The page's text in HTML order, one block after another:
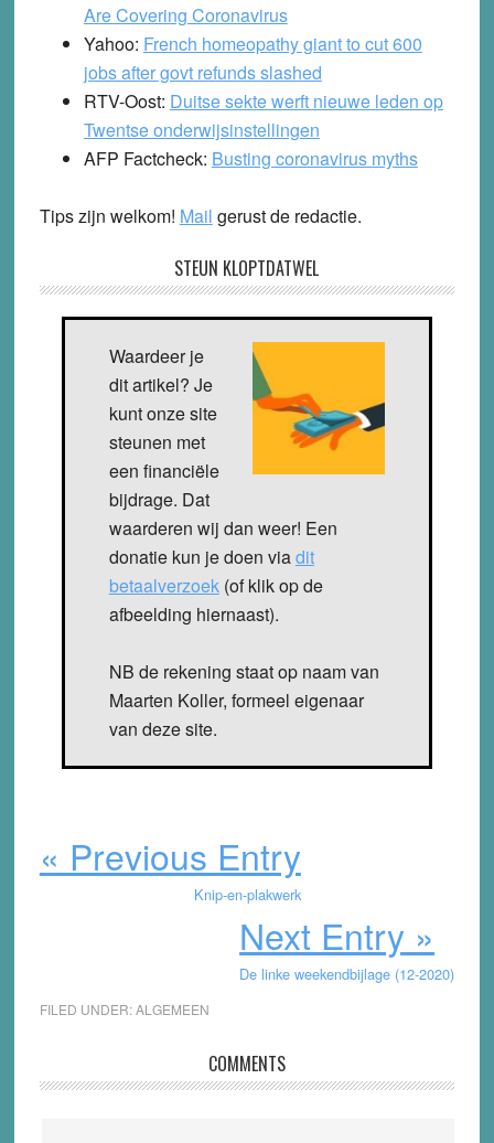
Are Covering Coronavirus
Yahoo: French homeopathy giant to cut 600
jobs after govt refunds slashed
RTV-Oost: Duitse sekte werft nieuwe leden op
Twentse onderwijsinstellingen
AFP Factcheck: Busting coronavirus myths
Tips zijn welkom! Mail gerust de redactie.
STEUN KLOPTDATWEL
Waardeer je
dit artikel? Je
kunt onze site
steunen met
een financiële
bijdrage. Dat
waarderen wij dan weer! Een
donatie kun je doen viadit
betaalverzoek(of klik op de
afbeelding hiernaast).
NB de rekening staat op naam van
Maarten Koller, formeel eigenaar
van deze site.
« Previous Entry
Knip-en-plakwerk
Next Entry »
De linke weekendbijlage (12-2020)
FILED UNDER:ALGEMEEN
Interactions
COMMENTS